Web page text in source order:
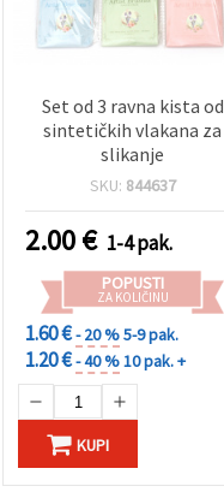
Set od 3 ravna kista od
sintetičkih vlakana za
slikanje
SKU: 844637
2.00€ 1-4 pak.
POPUSTI
ZA KOLIČINU
1.60 €- 20 %5-9 pak.
1.20 €- 40 %10 pak. +
KUPI